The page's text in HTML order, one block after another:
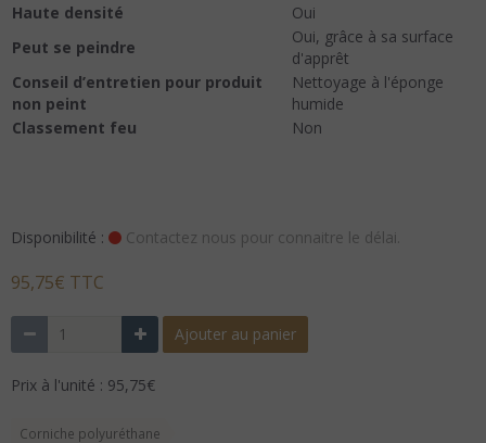
Haute densité
Oui
Peut se peindre
Oui, grâce à sa surface
d'apprêt
Conseil d’entretien pour produit
non peint
Nettoyage à l'éponge
humide
Classement feu
Non
Disponibilité : Contactez nous pour connaitre le délai.
95,75€ TTC
Ajouter au panier
Prix à l'unité : 95,75€
Corniche polyuréthane